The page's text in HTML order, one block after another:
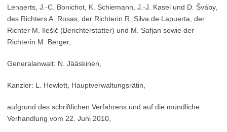
Lenaerts, J.‑C. Bonichot, K. Schiemann, J.‑J. Kasel und D. Šváby,
des Richters A. Rosas, der Richterin R. Silva de Lapuerta, der
Richter M. Ilešič (Berichterstatter) und M. Safjan sowie der
Richterin M. Berger,
Generalanwalt: N. Jääskinen,
Kanzler: L. Hewlett, Hauptverwaltungsrätin,
aufgrund des schriftlichen Verfahrens und auf die mündliche
Verhandlung vom 22. Juni 2010,